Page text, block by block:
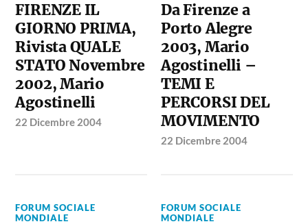
FIRENZE IL
GIORNO PRIMA,
Rivista QUALE
STATO Novembre
2002, Mario
Agostinelli
22 Dicembre 2004
Da Firenze a
Porto Alegre
2003, Mario
Agostinelli –
TEMI E
PERCORSI DEL
MOVIMENTO
22 Dicembre 2004
FORUM SOCIALE
MONDIALE
FORUM SOCIALE
MONDIALE